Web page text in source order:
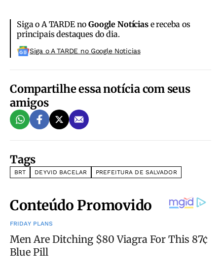
Siga o A TARDE noGoogle Notíciase receba os
principais destaques do dia.
Siga o A TARDE no Google Noticias
Compartilhe essa notícia com seus
amigos
Tags
BRT DEYVID BACELAR PREFEITURA DE SALVADOR